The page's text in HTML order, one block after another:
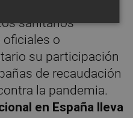
para esta
sanitarios
o
su participación
de recaudación
la pandemia.
en España lleva